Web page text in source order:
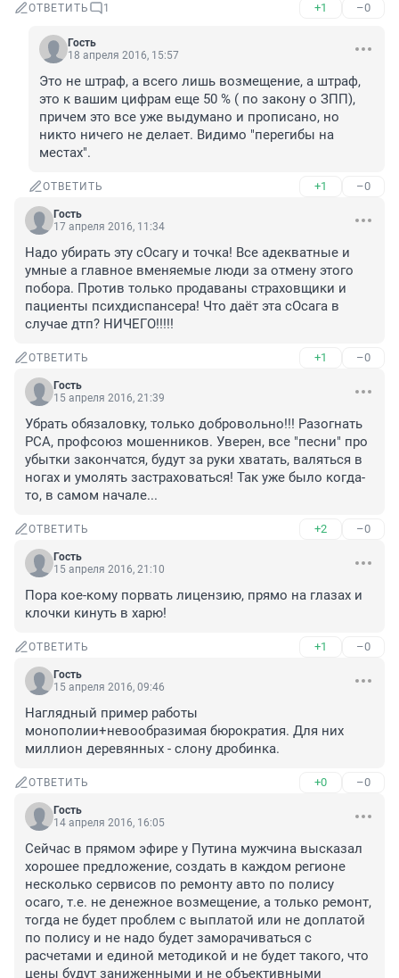
ОТВЕТИТЬ 1 +1 –0
Гость
18 апреля 2016, 15:57
Это не штраф, а всего лишь возмещение, а штраф,
это к вашим цифрам еще 50 % ( по закону о ЗПП),
причем это все уже выдумано и прописано, но
никто ничего не делает. Видимо "перегибы на
местах".
ОТВЕТИТЬ +1 –0
Гость
17 апреля 2016, 11:34
Надо убирать эту сОсагу и точка! Все адекватные и
умные а главное вменяемые люди за отмену этого
побора. Против только продаваны страховщики и
пациенты психдиспансера! Что даёт эта сОсага в
случае дтп? НИЧЕГО!!!!!
ОТВЕТИТЬ +1 –0
Гость
15 апреля 2016, 21:39
Убрать обязаловку, только добровольно!!! Разогнать
РСА, профсоюз мошенников. Уверен, все "песни" про
убытки закончатся, будут за руки хватать, валяться в
ногах и умолять застраховаться! Так уже было когда-
то, в самом начале...
ОТВЕТИТЬ +2 –0
Гость
15 апреля 2016, 21:10
Пора кое-кому порвать лицензию, прямо на глазах и
клочки кинуть в харю!
ОТВЕТИТЬ +1 –0
Гость
15 апреля 2016, 09:46
Наглядный пример работы
монополии+невообразимая бюрократия. Для них
миллион деревянных - слону дробинка.
ОТВЕТИТЬ +0 –0
Гость
14 апреля 2016, 16:05
Сейчас в прямом эфире у Путина мужчина высказал
хорошее предложение, создать в каждом регионе
несколько сервисов по ремонту авто по полису
осаго, т.е. не денежное возмещение, а только ремонт,
тогда не будет проблем с выплатой или не доплатой
по полису и не надо будет заморачиваться с
расчетами и единой методикой и не будет такого, что
цены будут заниженными и не объективными